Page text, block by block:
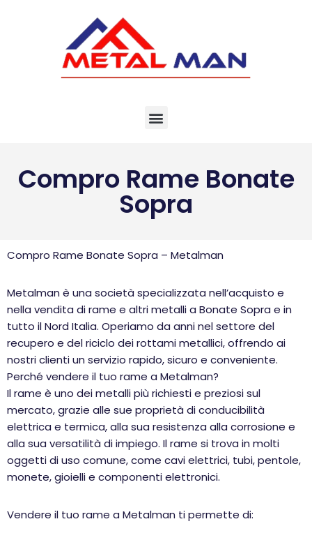
Compro Rame Bonate
Sopra
Compro Rame Bonate Sopra – Metalman
Metalman è una società specializzata nell’acquisto e
nella vendita di rame e altri metalli a Bonate Sopra e in
tutto il Nord Italia. Operiamo da anni nel settore del
recupero e del riciclo dei rottami metallici, offrendo ai
nostri clienti un servizio rapido, sicuro e conveniente.
Perché vendere il tuo rame a Metalman?
Il rame è uno dei metalli più richiesti e preziosi sul
mercato, grazie alle sue proprietà di conducibilità
elettrica e termica, alla sua resistenza alla corrosione e
alla sua versatilità di impiego. Il rame si trova in molti
oggetti di uso comune, come cavi elettrici, tubi, pentole,
monete, gioielli e componenti elettronici.
Vendere il tuo rame a Metalman ti permette di: